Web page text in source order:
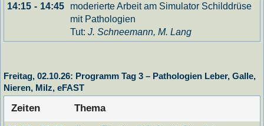
14:15 - 14:45
moderierte Arbeit am Simulator Schilddrüse
mit Pathologien
Tut: J. Schneemann, M. Lang
Freitag, 02.10.26: Programm Tag 3 – Pathologien Leber, Galle,
Nieren, Milz, eFAST
Zeiten Thema